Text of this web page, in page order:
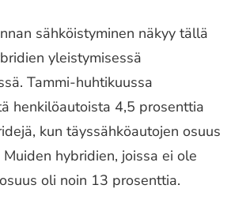
sähköistyminen näkyy tällä
yleistymisessä
Tammi-huhtikuussa
henkilöautoista 4,5 prosenttia
kun täyssähköautojen osuus
hybridien, joissa ei ole
oli noin 13 prosenttia.